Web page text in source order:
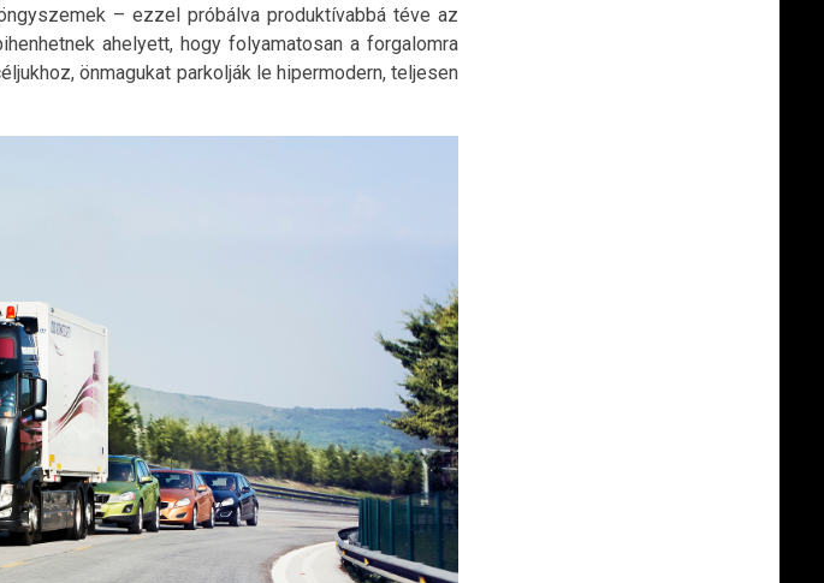
– ezzel próbálva produktívabbá téve az
ahelyett, hogy folyamatosan a forgalomra
önmagukat parkolják le hipermodern, teljesen